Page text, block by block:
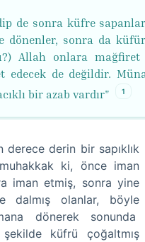
de sonra küfre
dönenler, sonra da
Allah onlara mağfiret
edecek de değildir.
bir azab vardır"
1
derin bir sapıklık
ki, önce iman
iman etmiş, sonra yine
dalmış olanlar, böyle
dönerek sonunda
küfrü çoğaltmış